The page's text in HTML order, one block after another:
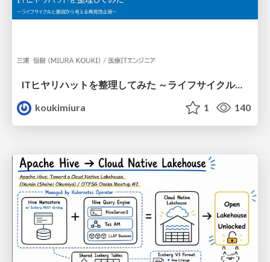
ITヒヤリハットを整理してみた ～ライフサイクルと原因から考える再発防止策～
koukimiura
1 140